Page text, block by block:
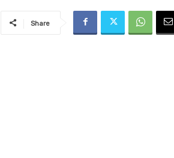
Share